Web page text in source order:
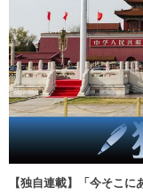
【独自連載】「今そこ